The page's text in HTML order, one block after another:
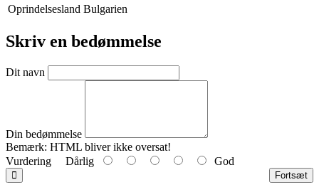
Oprindelsesland Bulgarien
Skriv en bedømmelse
Dit navn
Din bedømmelse
Bemærk: HTML bliver ikke oversat!
Vurdering Dårlig God
Fortsæt